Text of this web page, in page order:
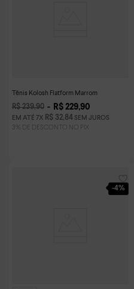
Tênis Kolosh Flatform Marrom
R$ 239,90 R$ 229,90
EM ATÉ 7X R$ 32,84 SEM JUROS
-4%